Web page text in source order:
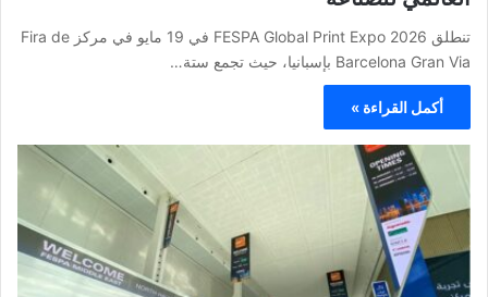
تنطلق FESPA Global Print Expo 2026 في 19 مايو في مركز Fira de
Barcelona Gran Via بإسبانيا، حيث تجمع ستة…
أكمل القراءة »